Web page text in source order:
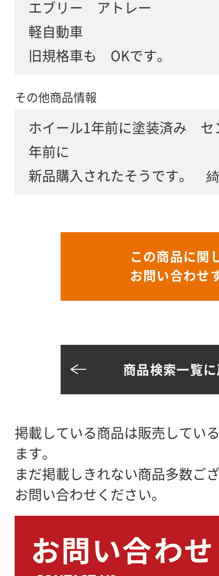
エブリー アトレー
軽自動車
旧規格車も OKです。
その他商品情報
ホイール1年前に塗装済み セ
年前に
新品購入されたそうです。
この商品に関
お問い合わせ
商品検索一覧
掲載している商品は販売してい
ます。
まだ掲載しきれない商品多数ご
お問い合わせください。